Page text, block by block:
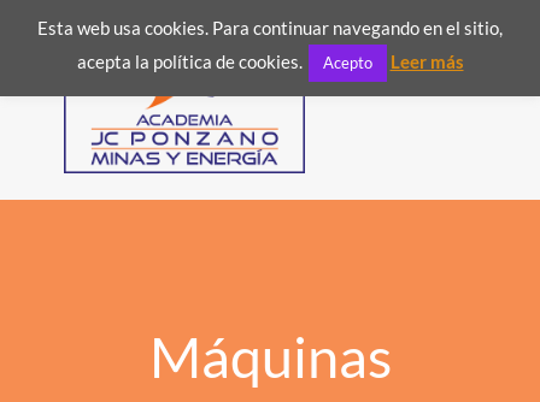

Máquinas
Esta web usa cookies. Para continuar navegando en el sitio,
acepta la política de cookies.
Acepto Leer más